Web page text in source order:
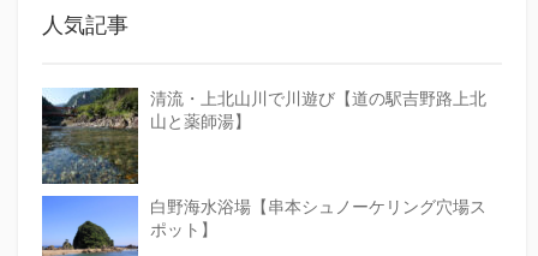
人気記事
清流・上北山川で川遊び【道の駅吉野路上北
山と薬師湯】
白野海水浴場【串本シュノーケリング穴場ス
ポット】